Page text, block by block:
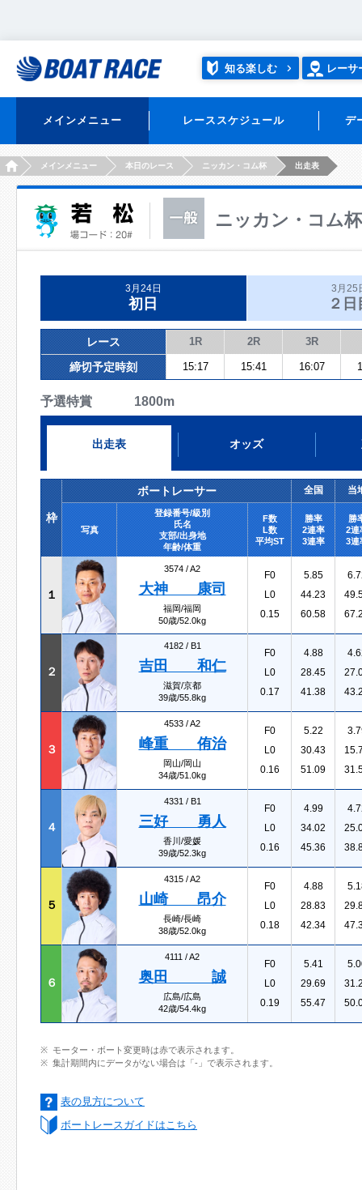
知る楽しむ レーサ
メインメニュー レーススケジュール デ
HOMEメインメニュー 本日のレース ニッカン・コム杯 出走表
ニッカン・コム杯
3月24日
初日
3月25
２日
レース 1R 2R 3R
締切予定時刻 15:17 15:41 16:07
予選特賞 1800m
出走表 オッズ
枠
ボートレーサー 全国 当
写真
登録番号/級別
氏名
支部/出身地
年齢/体重
F数
L数
平均ST
勝率
2連率
3連率
勝
2連
3連
１
3574 /A2
大神 康司
福岡/福岡
50歳/52.0kg
F0
L0
0.15
5.85
44.23
60.58
２
4182 / B1
吉田 和仁
滋賀/京都
39歳/55.8kg
F0
L0
0.17
4.88
28.45
41.38
３
4533 /A2
峰重 侑治
岡山/岡山
34歳/51.0kg
F0
L0
0.16
5.22
30.43
51.09
４
4331 / B1
三好 勇人
香川/愛媛
39歳/52.3kg
F0
L0
0.16
4.99
34.02
45.36
５
4315 /A2
山崎 昂介
長崎/長崎
38歳/52.0kg
F0
L0
0.18
4.88
28.83
42.34
６
4111 /A2
奥田 誠
広島/広島
42歳/54.4kg
F0
L0
0.19
5.41
29.69
55.47
モーター・ボート変更時は赤で表示されます。
集計期間内にデータがない場合は「-」で表示されます。
表の見方について
ボートレースガイドはこちら